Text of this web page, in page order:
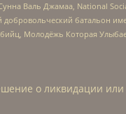
Валь Джамаа, National
добровольческий батальон
Молодёжь Которая
о ликвидации или